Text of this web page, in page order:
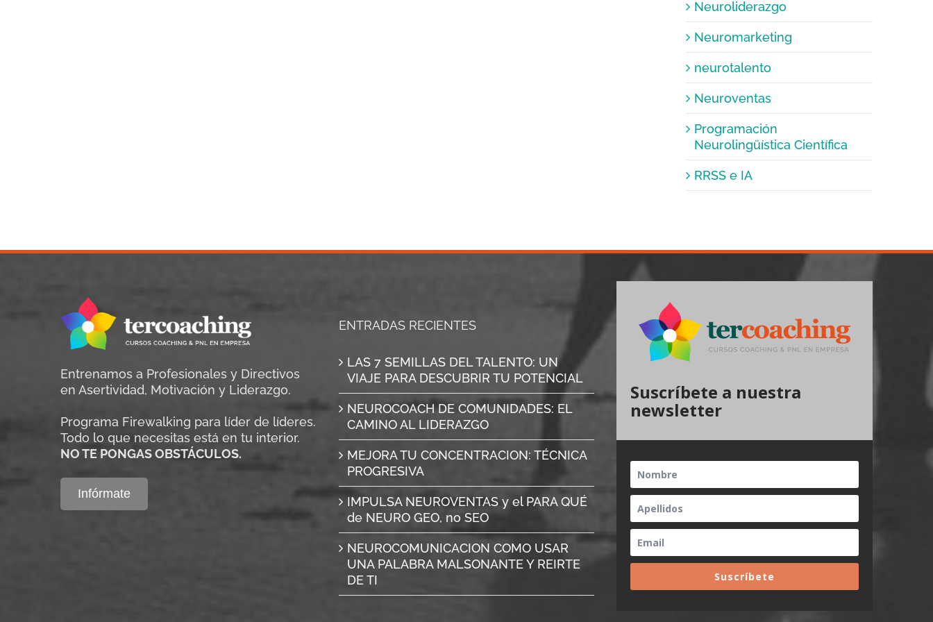
Neuroliderazgo
Neuromarketing
neurotalento
Neuroventas
Programación
Neurolingüística Científica
RRSS e IA
Entrenamos a Profesionales y Directivos
en Asertividad, Motivación y Liderazgo.
Programa Firewalking para líder de líderes.
Todo lo que necesitas está en tu interior.
NO TE PONGAS OBSTÁCULOS.
Infórmate
ENTRADAS RECIENTES
LAS 7 SEMILLAS DEL TALENTO: UN
VIAJE PARA DESCUBRIR TU POTENCIAL
NEUROCOACH DE COMUNIDADES: EL
CAMINO AL LIDERAZGO
MEJORA TU CONCENTRACION: TÉCNICA
PROGRESIVA
IMPULSA NEUROVENTAS y el PARA QUÉ
de NEURO GEO, no SEO
NEUROCOMUNICACION COMO USAR
UNA PALABRA MALSONANTE Y REIRTE
DE TI
Suscríbete a nuestra
newsletter
Suscríbete